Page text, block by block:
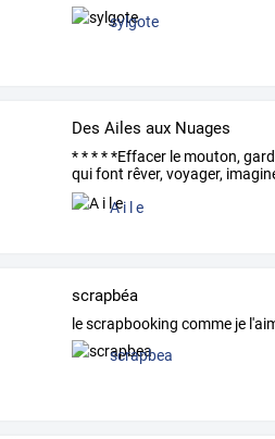
sylgote
Des Ailes aux Nuages
*****Effacer le mouton,
quifont rêver,voyager,
qu'est
A i l e
scrapbéa
le scrapbooking comme je
scrapbea